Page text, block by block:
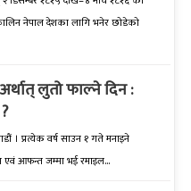
नेपाल देशका लागि भनेर छोडेको
लुतो फाल्ने दिन :
। प्रत्येक वर्ष साउन १ गते मनाइने
एवं आफन्त जम्मा भई रमाइल...